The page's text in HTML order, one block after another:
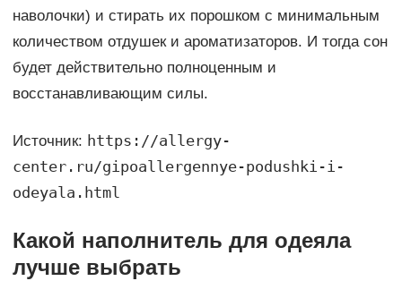
наволочки) и стирать их порошком с минимальным
количеством отдушек и ароматизаторов. И тогда сон
будет действительно полноценным и
восстанавливающим силы.
Источник: https://allergy-
center.ru/gipoallergennye-podushki-i-
odeyala.html
Какой наполнитель для одеяла
лучше выбрать